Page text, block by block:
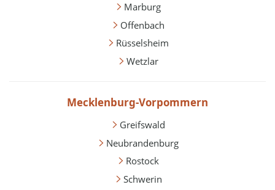
Marburg
Offenbach
Rüsselsheim
Wetzlar
Mecklenburg-Vorpommern
Greifswald
Neubrandenburg
Rostock
Schwerin